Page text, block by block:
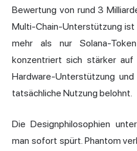
Bewertung von rund 3
Multi-Chain-Unterstützung ist
mehr als nur Solana-
konzentriert sich stärker
Hardware-Unterstützung
tatsächliche Nutzung belohnt.
Die Designphilosophien
man sofort spürt. Phantom